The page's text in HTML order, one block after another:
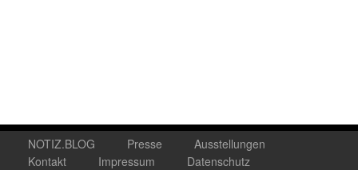
NOTIZ.BLOG Presse
Ausstellungen
Kontakt
Impressum Datenschutz